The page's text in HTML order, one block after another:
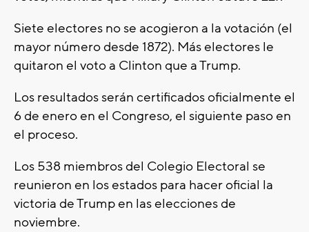
Siete electores no se acogieron a la votación (el
mayor número desde 1872). Más electores le
quitaron el voto a Clinton que a Trump.
Los resultados serán certificados oficialmente el
6 de enero en el Congreso, el siguiente paso en
el proceso.
Los 538 miembros del Colegio Electoral se
reunieron en los estados para hacer oficial la
victoria de Trump en las elecciones de
noviembre.